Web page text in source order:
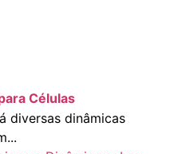
Células
diversas dinâmicas